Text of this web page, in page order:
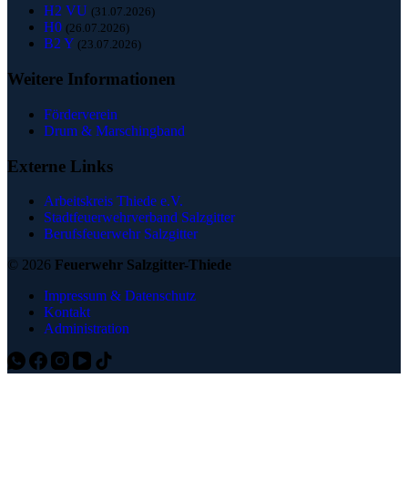
H2 VU (31.07.2026)
H0 (26.07.2026)
B2 Y (23.07.2026)
Weitere Informationen
Förderverein
Drum & Marschingband
Externe Links
Arbeitskreis Thiede e.V.
Stadtfeuerwehrverband Salzgitter
Berufsfeuerwehr Salzgitter
© 2026 Feuerwehr Salzgitter-Thiede
Impressum & Datenschutz
Kontakt
Administration